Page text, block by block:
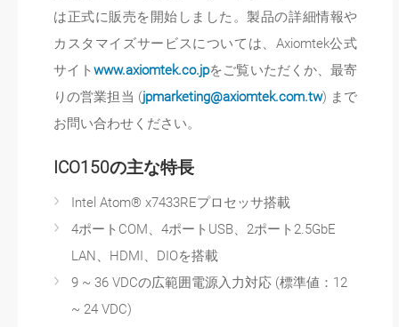
は正式に販売を開始しました。製品の詳細情報や
カスタマイズサービスについては、Axiomtek公式
サイトwww.axiomtek.co.jpをご覧いただくか、最寄
りの営業担当 (jpmarketing@axiomtek.com.tw) まで
お問い合わせください。
ICO150の主な特長
Intel Atom® x7433REプロセッサ搭載
4ポートCOM、4ポートUSB、2ポート2.5GbE
LAN、HDMI、DIOを搭載
9 ~ 36 VDCの広範囲電源入力対応 (標準値：12
~ 24 VDC)